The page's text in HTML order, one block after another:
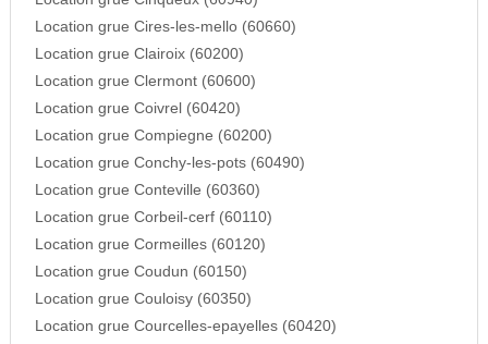
Location grue Cires-les-mello (60660)
Location grue Clairoix (60200)
Location grue Clermont (60600)
Location grue Coivrel (60420)
Location grue Compiegne (60200)
Location grue Conchy-les-pots (60490)
Location grue Conteville (60360)
Location grue Corbeil-cerf (60110)
Location grue Cormeilles (60120)
Location grue Coudun (60150)
Location grue Couloisy (60350)
Location grue Courcelles-epayelles (60420)